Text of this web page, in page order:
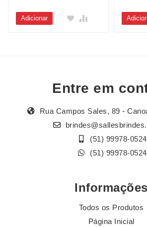
Adicionar
Entre em
Rua Campos Sales, 89 -
(51) 99978-0524
(51) 99978-0524
Informações
Todos os Produtos
Página Inicial